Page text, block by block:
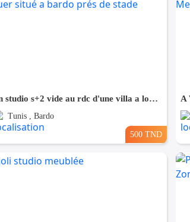
un studio s+2 vide au rdc d'une villa a louer situé a bardo prés de stade
Tunis , Bardo
500 TND